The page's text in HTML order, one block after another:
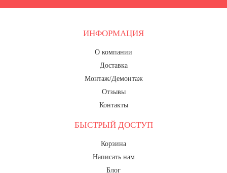
ИНФОРМАЦИЯ
О компании
Доставка
Монтаж/Демонтаж
Отзывы
Контакты
БЫСТРЫЙ ДОСТУП
Корзина
Написать нам
Блог